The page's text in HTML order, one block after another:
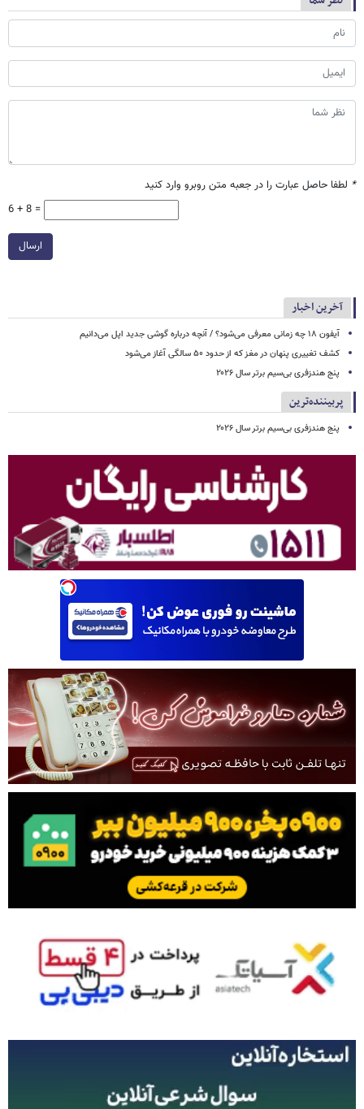
* لطفا حاصل عبارت را در جعبه متن روبرو وارد کنید
6 + 8 =
ارسال
آخرین اخبار
آیفون ۱۸ چه زمانی معرفی می‌شود؟ / آنچه درباره گوشی جدید اپل می‌دانیم
کشف تغییری پنهان در مغز که از حدود ۵۰ سالگی آغاز می‌شود
پنج هندزفری بی‌سیم برتر سال ۲۰۲۶
پربیننده‌ترین
پنج هندزفری بی‌سیم برتر سال ۲۰۲۶